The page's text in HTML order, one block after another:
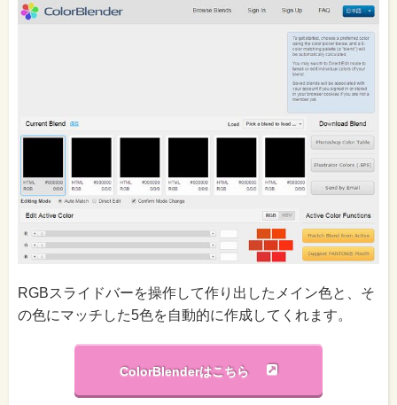
RGBスライドバーを操作して作り出したメイン色と、そ
の色にマッチした5色を自動的に作成してくれます。
ColorBlenderはこちら